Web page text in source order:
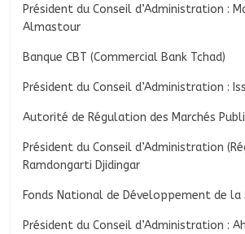
Président du Conseil d’Administration :
Almastour
Banque CBT (Commercial Bank Tchad)
Président du Conseil d’Administration :
Autorité de Régulation des Marchés
Président du Conseil d’Administration
Ramdongarti Djidingar
Fonds National de Développement de
Président du Conseil d’Administration :